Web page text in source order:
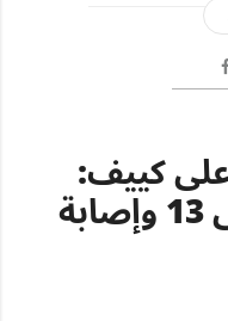
كييف:
ارتفاع عدد القتلى إلى 13 وإصابة